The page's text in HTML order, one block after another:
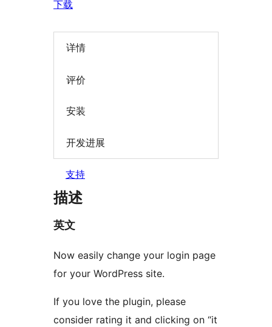
下载
详情
评价
安装
开发进展
支持
描述
英文
Now easily change your login page
for your WordPress site.
If you love the plugin, please
consider rating it and clicking on “it